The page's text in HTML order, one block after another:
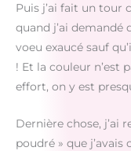
Puis j’ai fait un tour
quand j’ai demandé
voeu exaucé sauf
! Et la couleur n’est
effort, on y est
Dernière chose, j’ai
poudré » que